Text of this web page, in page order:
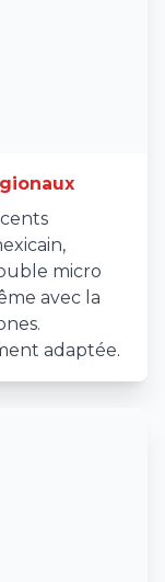
micro
avec la
adaptée.